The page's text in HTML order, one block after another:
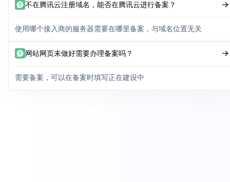
不在腾讯云注册域名，能否在腾讯云进行备案？
使用哪个接入商的服务器需要在哪里备案，与域名位置无关
网站网页未做好需要办理备案吗？
需要备案，可以在备案时填写正在建设中